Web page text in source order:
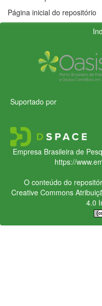
Página inicial do repositório
Suportado por
Empresa Brasileira de
https://
O conteúdo do
Creative Commons
4.0